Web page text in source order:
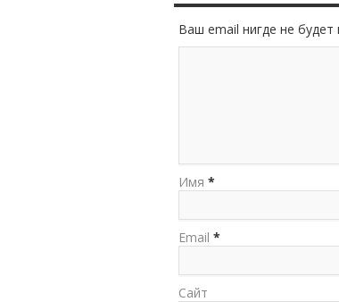
Ваш email нигде не
Имя *
Email *
Сайт